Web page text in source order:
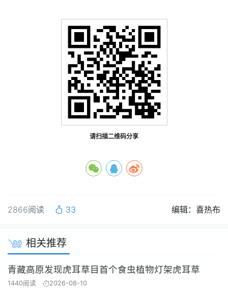
请扫描二维码分享
2866阅读 33 编辑：喜热布
相关推荐
青藏高原发现虎耳草目首个食虫植物灯架虎耳草
1440阅读 2026-08-10